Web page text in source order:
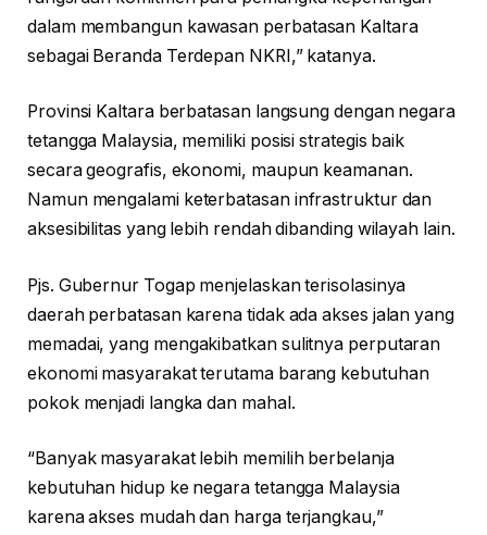
dalam membangun kawasan perbatasan Kaltara
sebagai Beranda Terdepan NKRI,” katanya.
Provinsi Kaltara berbatasan langsung dengan negara
tetangga Malaysia, memiliki posisi strategis baik
secara geografis, ekonomi, maupun keamanan.
Namun mengalami keterbatasan infrastruktur dan
aksesibilitas yang lebih rendah dibanding wilayah lain.
Pjs. Gubernur Togap menjelaskan terisolasinya
daerah perbatasan karena tidak ada akses jalan yang
memadai, yang mengakibatkan sulitnya perputaran
ekonomi masyarakat terutama barang kebutuhan
pokok menjadi langka dan mahal.
“Banyak masyarakat lebih memilih berbelanja
kebutuhan hidup ke negara tetangga Malaysia
karena akses mudah dan harga terjangkau,”